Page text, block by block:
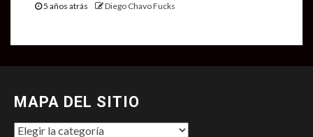
5 años atrás Diego Chavo Fucks
MAPA DEL SITIO
MAPA